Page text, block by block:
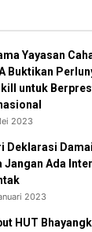
Yayasan
Buktikan
untuk
2023
Deklarasi
Jangan Ada
2023
HUT